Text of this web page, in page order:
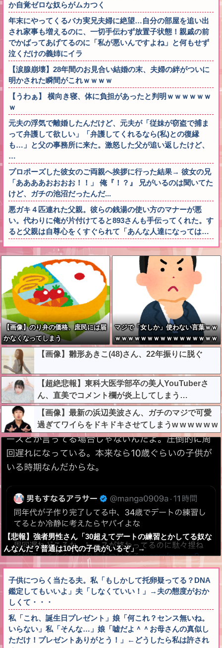
か自覚ゼロな奴らがムカつく
年末にやってくるバカ実兄夫婦に絶望…自分の部屋を追い出
され家事も増えるのに、一切手伝わず放置子状態！親戚の前
でかばってあげてるのに「私が悪いんですよね」と何もせず
泣くだけの義姉にイラ
【涙腺崩壊】28年間のお見合い結婚の末、夫婦の絆がついに
明かされた瞬間がこれｗｗｗｗ
【うわぁ】 横向き寝、体に負担があったと判明ｗｗｗｗｗｗ
ｗ
元夫の浮気で離婚したんだけど、元夫が「従妹が窃盗で捕ま
って弁護して欲しい」「弁護してくれるなら(私)との復縁
も…」と父の事務所に来た。激怒した父が追い返したけど、
…
プロポーズした彼女のご両親へ挨拶に行った結果→ 彼女の兄
「ああああおおおお！！」 俺『！？』 兄がいるのは聞いてた
けど、ガチの池沼だったんだ...
悪ガキ４匹連れた父親。彼らの銭湯の使い方のマナーが悪
い。代わりに俺が片付けてると893さんも手伝ってくれた。す
ると父親は自尊心をくすぐられて「あんな人達になっては…
【画像】のり弁の価格、庶民には届
かなくなってしまう
マジで「女しか」使わない言葉ｗｗ
ｗｗｗｗｗｗｗｗｗｗｗｗｗｗｗｗ
ｗｗｗｗｗｗｗｗｗ
【画像】雛形あきこ(48)さん、22年振りに脱ぐ
【超絶悲報】東科大医学部卒の美人YouTuberさ
ん、直美でコメント欄が炎上してしまう…
【画像】最新の浜辺美波さん、ガチのマジで可愛
過ぎてワイらをドキドキさせてしまうw w w w w w
w
【悲報】強者男性さん「30超えてデートの練習とかしてる奴な
んなんだ？普通は10代の子供がいるぞ」→
子供につらく当たる夫。私「もしかして托卵疑ってる？DNA
鑑定してもいいよ」夫「しなくていい！」→夫の態度がおか
しくて・・・
私「これ、誕生日プレゼント」娘「何これ？センス無いね。
いらない」私「そんな…」娘「嘘だよ＾＾お母さんの真似し
ただけ！プレゼントありがとう！」←どうしたら私は許され